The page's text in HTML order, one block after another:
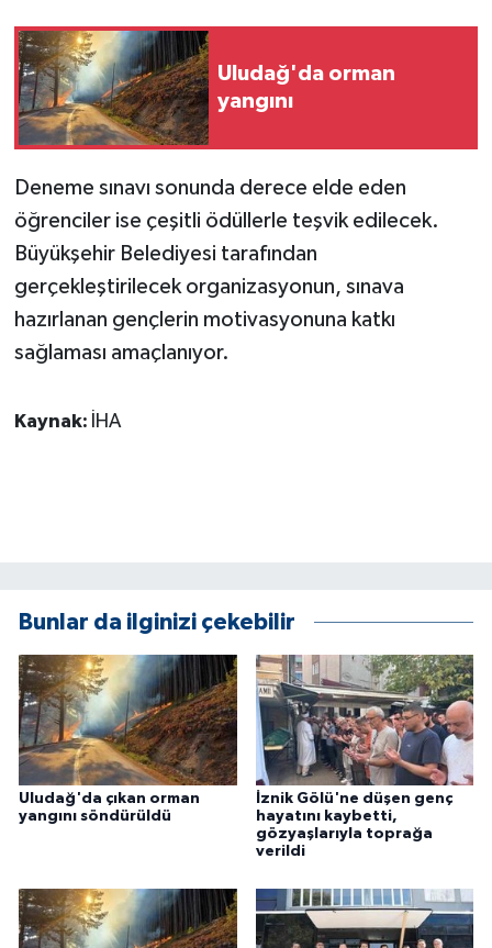
Uludağ'da orman
yangını
Deneme sınavı sonunda derece elde eden
öğrenciler ise çeşitli ödüllerle teşvik edilecek.
Büyükşehir Belediyesi tarafından
gerçekleştirilecek organizasyonun, sınava
hazırlanan gençlerin motivasyonuna katkı
sağlaması amaçlanıyor.
Kaynak: İHA
Bunlar da ilginizi çekebilir
Uludağ'da çıkan orman
yangını söndürüldü
İznik Gölü'ne düşen genç
hayatını kaybetti,
gözyaşlarıyla toprağa
verildi
MAGAZİN
Otomobil
POLİTİKA
Sağlık
SİYASET
SPOR HABERLERİ
TEKNOLOJİ
Turizm